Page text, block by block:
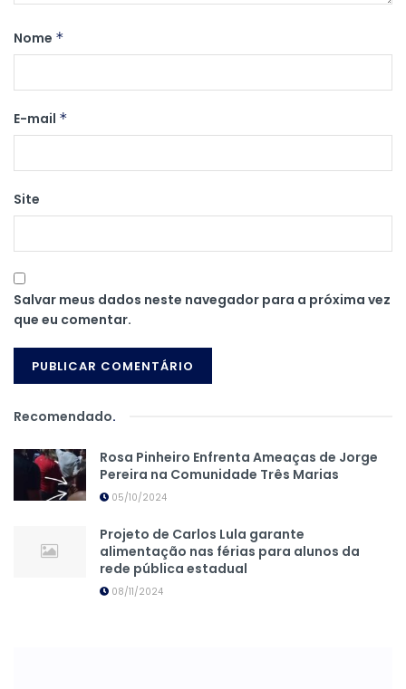
Nome *
E-mail *
Site
Salvar meus dados neste navegador para a próxima vez
que eu comentar.
Recomendado.
Rosa Pinheiro Enfrenta Ameaças de Jorge
Pereira na Comunidade Três Marias
05/10/2024
Projeto de Carlos Lula garante
alimentação nas férias para alunos da
rede pública estadual
08/11/2024